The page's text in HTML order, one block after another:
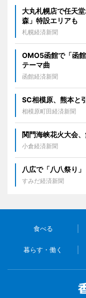
大丸札幌店で任天
森」特設エリアも
札幌経済新聞
OMO5函館で「函
テーマ曲
函館経済新聞
SC相模原、熊本
相模原町田経済新聞
関門海峡花火大会
小倉経済新聞
八広で「八八祭り
すみだ経済新聞
食べる
暮らす・働く